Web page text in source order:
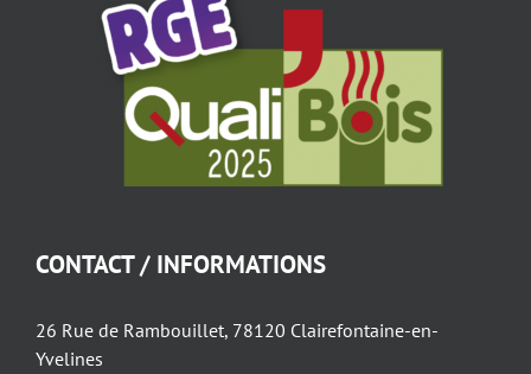
CONTACT / INFORMATIONS
26 Rue de Rambouillet, 78120 Clairefontaine-en-
Yvelines